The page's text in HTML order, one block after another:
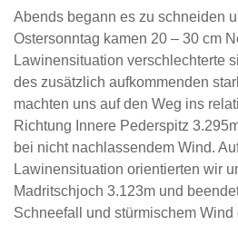
Abends begann es zu schneiden
Ostersonntag kamen 20 – 30 cm
Lawinensituation verschlechterte
des zusätzlich aufkommenden
machten uns auf den Weg ins
Richtung Innere Pederspitz
bei nicht nachlassendem Wind.
Lawinensituation orientierten wir
Madritschjoch 3.123m und
Schneefall und stürmischem Wind